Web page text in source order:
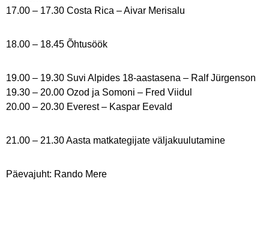
17.00 – 17.30 Costa Rica – Aivar Merisalu
18.00 – 18.45 Õhtusöök
19.00 – 19.30 Suvi Alpides 18-aastasena – Ralf Jürgenson
19.30 – 20.00 Ozod ja Somoni – Fred Viidul
20.00 – 20.30 Everest – Kaspar Eevald
21.00 – 21.30 Aasta matkategijate väljakuulutamine
Päevajuht: Rando Mere